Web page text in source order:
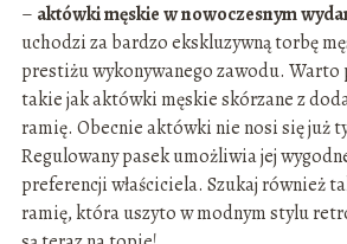
– aktówki męskie w nowoczesnym
uchodzi za bardzo ekskluzywną torbę
prestiżu wykonywanego zawodu. Warto
takie jak aktówki męskie skórzane z
ramię. Obecnie aktówki nie nosi się już
Regulowany pasek umożliwia jej
preferencji właściciela. Szukaj również
ramię, która uszyto w modnym stylu